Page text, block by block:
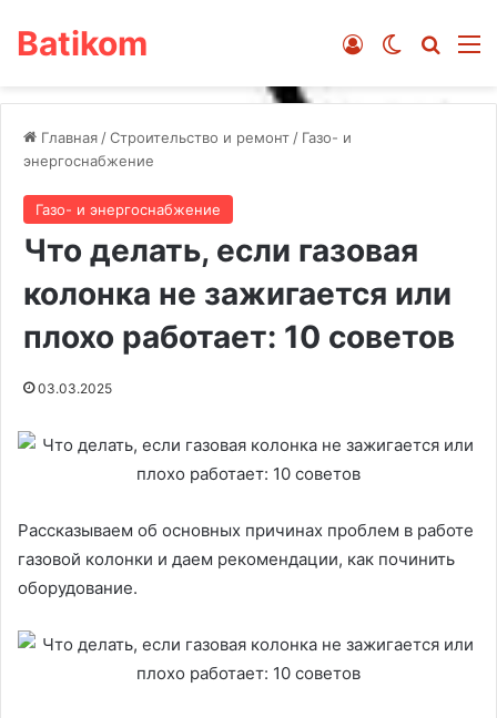
Batikom Switch skin
Войти
Главная /Строительство и ремонт / Газо- и
энергоснабжение
Газо- и энергоснабжение
Что делать, если газовая
колонка не зажигается или
плохо работает: 10 советов
03.03.2025
Рассказываем об основных причинах проблем в работе
газовой колонки и даем рекомендации, как починить
оборудование.